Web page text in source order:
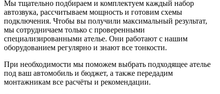
Мы тщательно подбираем и комплектуем каждый набор
автозвука, рассчитываем мощность и готовим схемы
подключения. Чтобы вы получили максимальный результат,
мы сотрудничаем только с проверенными
специализированными ателье. Они работают с нашим
оборудованием регулярно и знают все тонкости.
При необходимости мы поможем выбрать подходящее ателье
под ваш автомобиль и бюджет, а также передадим
монтажникам все расчёты и рекомендации.